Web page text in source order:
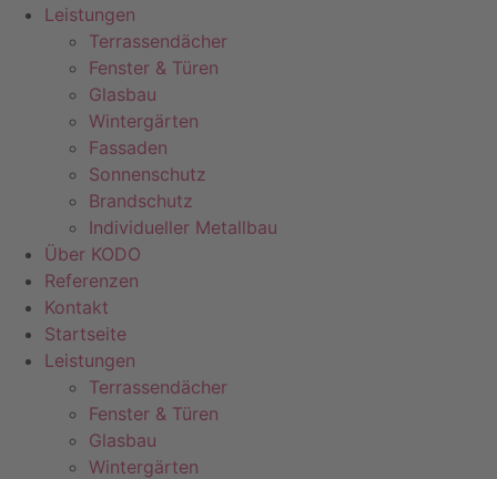
Leistungen
Terrassendächer
Fenster & Türen
Glasbau
Wintergärten
Fassaden
Sonnenschutz
Brandschutz
Individueller Metallbau
Über KODO
Referenzen
Kontakt
Startseite
Leistungen
Terrassendächer
Fenster & Türen
Glasbau
Wintergärten